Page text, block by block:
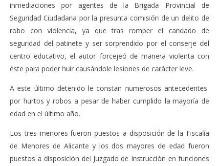
inmediaciones por agentes de la Brigada Provincial de
Seguridad Ciudadana por la presunta comisión de un delito de
robo con violencia, ya que tras romper el candado de
seguridad del patinete y ser sorprendido por el conserje del
centro educativo, el autor forcejeó de manera violenta con
éste para poder huir causándole lesiones de carácter leve.
A este último detenido le constan numerosos antecedentes
por hurtos y robos a pesar de haber cumplido la mayoría de
edad en el último año.
Los tres menores fueron puestos a disposición de la Fiscalía
de Menores de Alicante y los dos mayores de edad fueron
puestos a disposición del Juzgado de Instrucción en funciones